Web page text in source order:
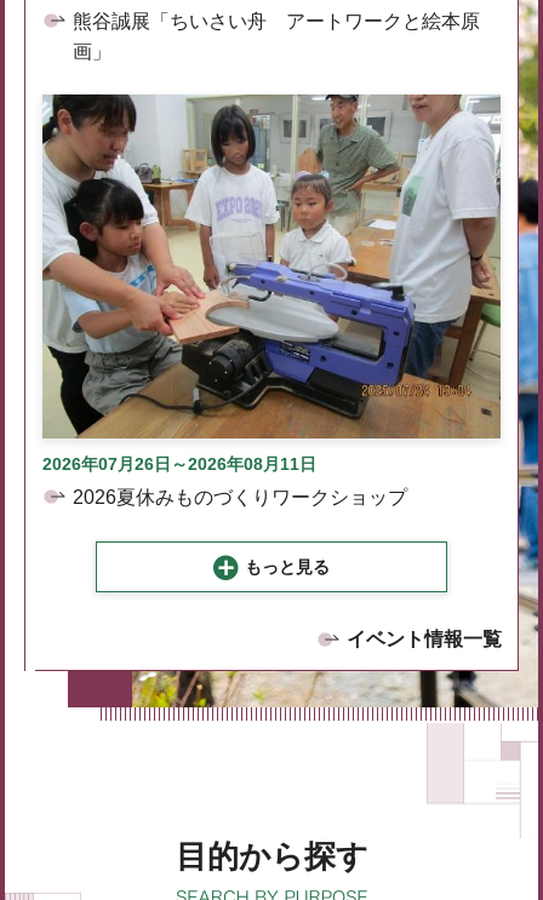
熊谷誠展「ちいさい舟 アートワークと絵本原
画」
2026年07月26日～2026年08月11日
2026夏休みものづくりワークショップ
もっと見る
イベント情報一覧
目的から探す